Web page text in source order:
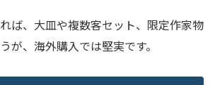
ば、大皿や複数客セット、限定作家物
が、海外購入では堅実です。